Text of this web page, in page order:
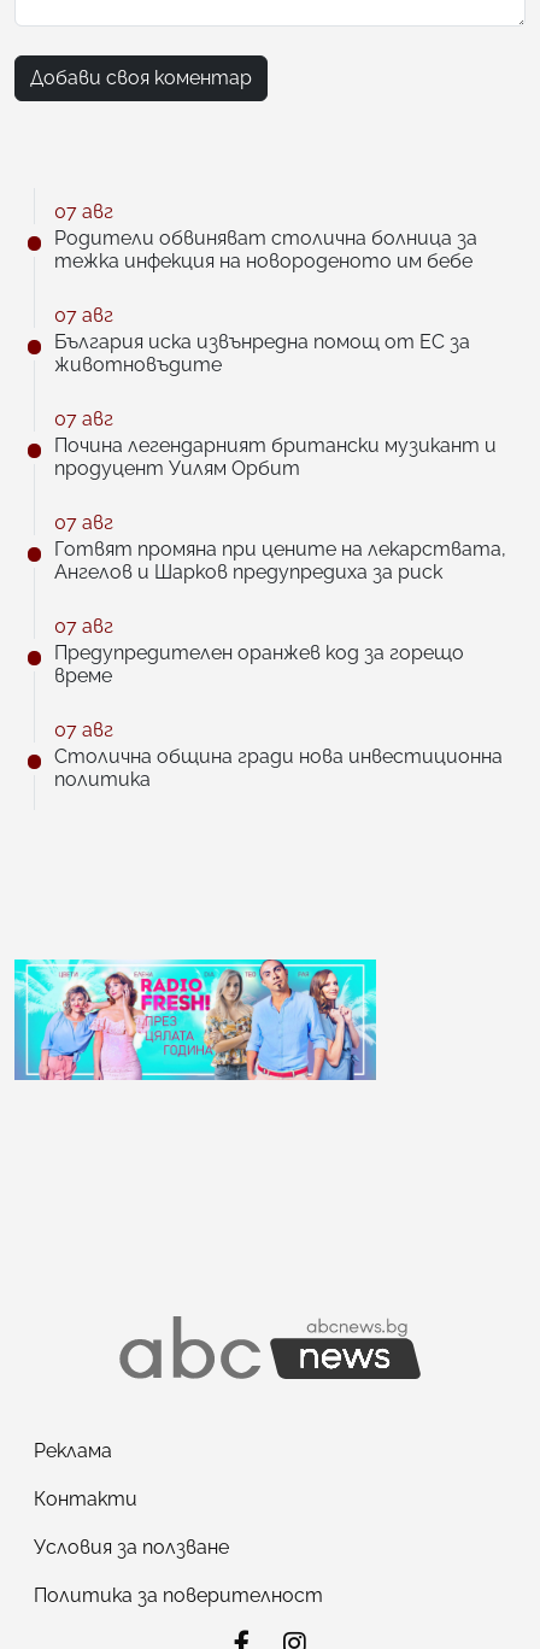
Добави своя коментар
07 авг
Родители обвиняват столична болница за
тежка инфекция на новороденото им бебе
07 авг
България иска извънредна помощ от ЕС за
животновъдите
07 авг
Почина легендарният британски музикант и
продуцент Уилям Орбит
07 авг
Готвят промяна при цените на лекарствата,
Ангелов и Шарков предупредиха за риск
07 авг
Предупредителен оранжев код за горещо
време
07 авг
Столична община гради нова инвестиционна
политика
Реклама
Контакти
Условия за ползване
Политика за поверителност